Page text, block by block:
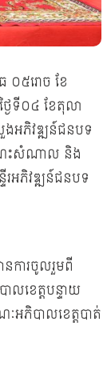
០៥រោច ខែ
ៃទី០៤ ខែតុលា
ងអភិវឌ្ឍន៍ជនបទ
េះសំណាល និង
រអភិវឌ្ឍន៍ជនបទ
ការចូលរួមពី
ខេត្តបន្ទាយ
ភិបាលខេត្តបាត់